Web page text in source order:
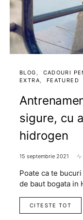
BLOG CADOURI
EXTRA
FEATURED
sigure, cu
hidrogen
15 septembrie 2021
Poate ca te
de baut bogata in
CITESTE TOT